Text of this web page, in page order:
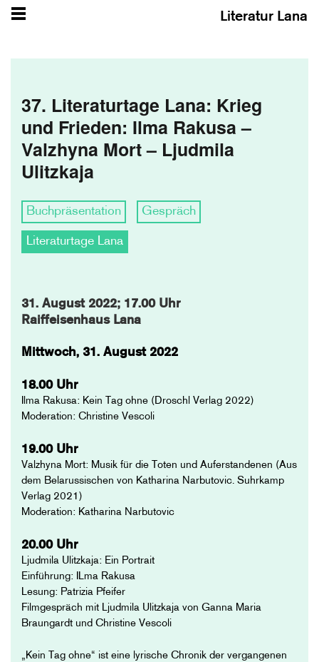
37. Literaturtage Lana: Krieg
und Frieden: Ilma Rakusa –
Valzhyna Mort – Ljudmila
Ulitzkaja
Buchpräsentation Gespräch
Literaturtage Lana
31. August 2022; 17.00 Uhr
Raiffeisenhaus Lana
Mittwoch, 31. August 2022
18.00 Uhr
Ilma Rakusa: Kein Tag ohne (Droschl Verlag 2022)
Moderation: Christine Vescoli
19.00 Uhr
Valzhyna Mort: Musik für die Toten und Auferstandenen (Aus
dem Belarussischen von Katharina Narbutovic. Suhrkamp
Verlag 2021)
Moderation: Katharina Narbutovic
20.00 Uhr
Ljudmila Ulitzkaja: Ein Portrait
Einführung: ILma Rakusa
Lesung: Patrizia Pfeifer
Filmgespräch mit Ljudmila Ulitzkaja von Ganna Maria
Braungardt und Christine Vescoli
„Kein Tag ohne“ ist eine lyrische Chronik der vergangenen
Literatur Lana